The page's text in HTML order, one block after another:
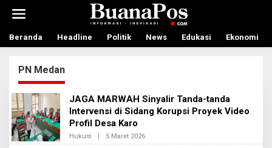
t
Beranda Headline Politik News Edukasi Ekonomi
PN Medan
JAGA MARWAH Sinyalir Tanda-tanda
Intervensi di Sidang Korupsi Proyek Video
Profil Desa Karo
Hukum | 5 Maret 2026
L